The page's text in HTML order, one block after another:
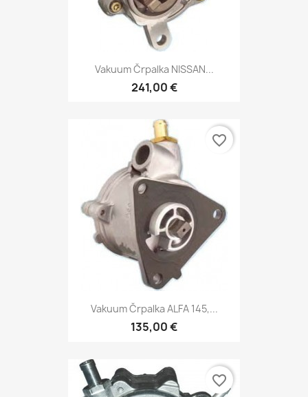
Vakuum Črpalka NISSAN...
241,00 €
Vakuum Črpalka ALFA 145,...
135,00 €
favorite_border
favorite_border